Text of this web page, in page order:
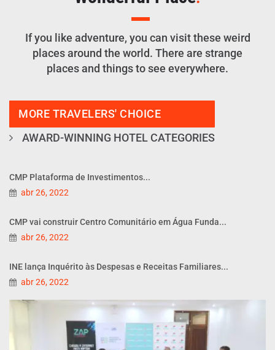
If you like adventure, you can visit these weird
places around the world. There are strange
places and things to see everywhere.
MORE TRAVELERS' CHOICE
AWARD-WINNING HOTEL CATEGORIES
CMP Plataforma de Investimentos...
abr 26, 2022
CMP vai construir Centro Comunitário em Água Funda...
abr 26, 2022
INE lança Inquérito às Despesas e Receitas Familiares...
abr 26, 2022